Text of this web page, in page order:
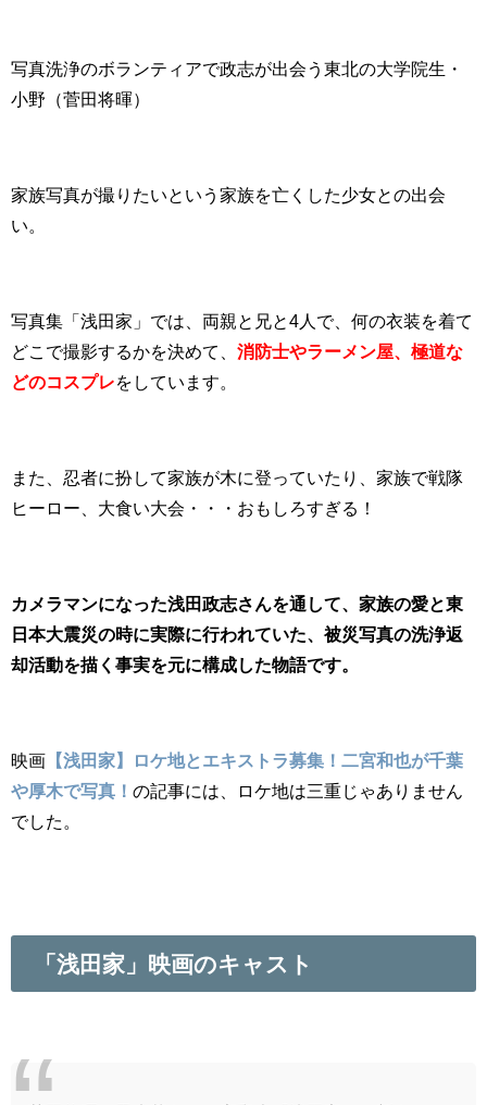
写真洗浄のボランティアで政志が出会う東北の大学院生・
小野（菅田将暉）
家族写真が撮りたいという家族を亡くした少女との出会
い。
写真集「浅田家」では、両親と兄と4人で、何の衣装を着て
どこで撮影するかを決めて、 消防士やラーメン屋、極道な
どのコスプレをしています。
また、忍者に扮して家族が木に登っていたり、家族で戦隊
ヒーロー、大食い大会・・・おもしろすぎる！
カメラマンになった浅田政志さんを通して、家族の愛と東
日本大震災の時に実際に行われていた、被災写真の洗浄返
却活動を描く事実を元に構成した物語です。
映画 【浅田家】ロケ地とエキストラ募集！二宮和也が千葉
や厚木で写真！ の記事には、ロケ地は三重じゃありません
でした。
「浅田家」映画のキャスト